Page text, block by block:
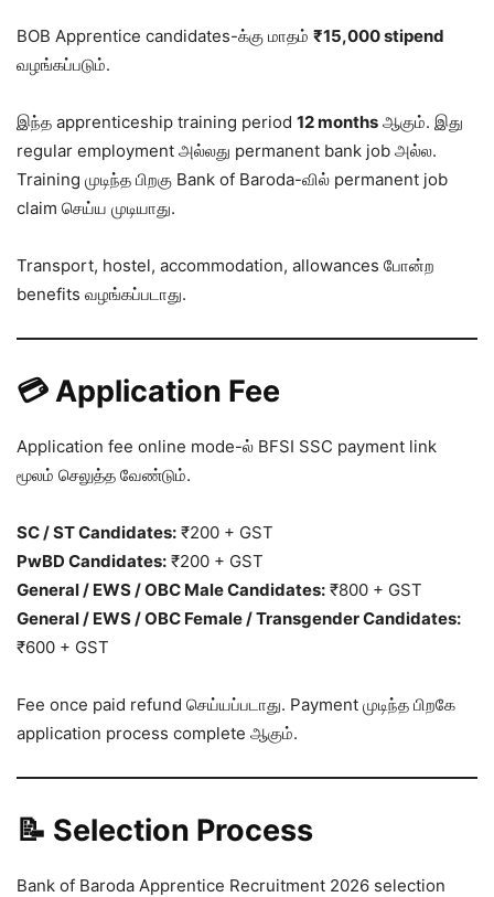
BOB Apprentice candidates-க்கு மாதம் ₹15,000 stipend
வழங்கப்படும்.
இந்த apprenticeship training period 12 months ஆகும். இது
regular employment அல்லது permanent bank job அல்ல.
Training முடிந்த பிறகு Bank of Baroda-வில் permanent job
claim செய்ய முடியாது.
Transport, hostel, accommodation, allowances போன்ற
benefits வழங்கப்படாது.
💳 Application Fee
Application fee online mode-ல் BFSI SSC payment link
மூலம் செலுத்த வேண்டும்.
SC / ST Candidates: ₹200 + GST
PwBD Candidates: ₹200 + GST
General / EWS / OBC Male Candidates: ₹800 + GST
General / EWS / OBC Female / Transgender Candidates:
₹600 + GST
Fee once paid refund செய்யப்படாது. Payment முடிந்த பிறகே
application process complete ஆகும்.
📝 Selection Process
Bank of Baroda Apprentice Recruitment 2026 selection